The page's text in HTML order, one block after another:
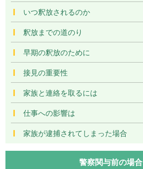
いつ釈放されるのか
釈放までの道のり
早期の釈放のために
接見の重要性
家族と連絡を取るには
仕事への影響は
家族が逮捕されてしまった場合
警察関与前の場合